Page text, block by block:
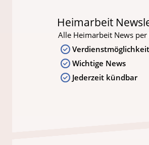
Heimarbeit
Alle Heimarbeit News per
Wichtige News
Jederzeit kündbar